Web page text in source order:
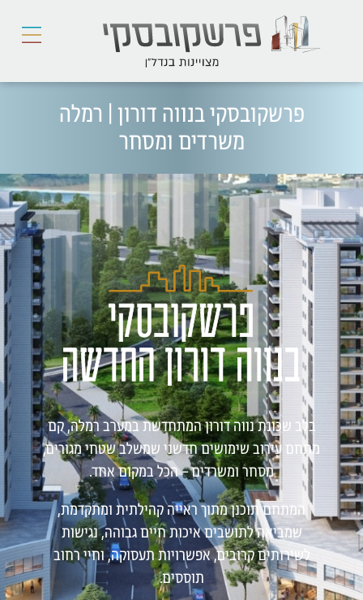
פרשקובסקי בנווה דורון | רמלה
משרדים ומסחר
בלב שכונת נווה דורון המתחדשת במערב רמלה, קם
מתחם עירוב שימושים חדשני שמשלב שטחי מגורים,
מסחר ומשרדים – הכל במקום אחד.
המתחם תוכנן מתוך ראייה קהילתית ומתקדמת,
שמביאה לתושבים איכות חיים גבוהה, נגישות
לשירותים קרובים, אפשרויות תעסוקה, וחיי רחוב
תוססים.